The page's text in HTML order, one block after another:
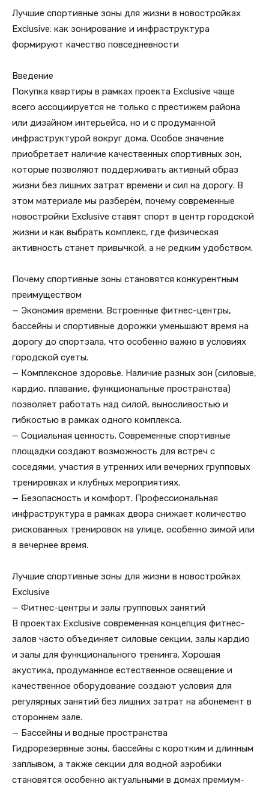
Лучшие спортивные зоны для жизни в новостройках
Exclusive: как зонирование и инфраструктура
формируют качество повседневности
Введение
Покупка квартиры в рамках проекта Exclusive чаще
всего ассоциируется не только с престижем района
или дизайном интерьейса, но и с продуманной
инфраструктурой вокруг дома. Особое значение
приобретает наличие качественных спортивных зон,
которые позволяют поддерживать активный образ
жизни без лишних затрат времени и сил на дорогу. В
этом материале мы разберём, почему современные
новостройки Exclusive ставят спорт в центр городской
жизни и как выбрать комплекс, где физическая
активность станет привычкой, а не редким удобством.
Почему спортивные зоны становятся конкурентным
преимуществом
— Экономия времени. Встроенные фитнес-центры,
бассейны и спортивные дорожки уменьшают время на
дорогу до спортзала, что особенно важно в условиях
городской суеты.
— Комплексное здоровье. Наличие разных зон (силовые,
кардио, плавание, функциональные пространства)
позволяет работать над силой, выносливостью и
гибкостью в рамках одного комплекса.
— Социальная ценность. Современные спортивные
площадки создают возможность для встреч с
соседями, участия в утренних или вечерних групповых
тренировках и клубных мероприятиях.
— Безопасность и комфорт. Профессиональная
инфраструктура в рамках двора снижает количество
рискованных тренировок на улице, особенно зимой или
в вечернее время.
Лучшие спортивные зоны для жизни в новостройках
Exclusive
— Фитнес-центры и залы групповых занятий
В проектах Exclusive современная концепция фитнес-
залов часто объединяет силовые секции, залы кардио
и залы для функционального тренинга. Хорошая
акустика, продуманное естественное освещение и
качественное оборудование создают условия для
регулярных занятий без лишних затрат на абонемент в
стороннем зале.
— Бассейны и водные пространства
Гидрорезервные зоны, бассейны с коротким и длинным
заплывом, а также секции для водной аэробики
становятся особенно актуальными в домах премиум-